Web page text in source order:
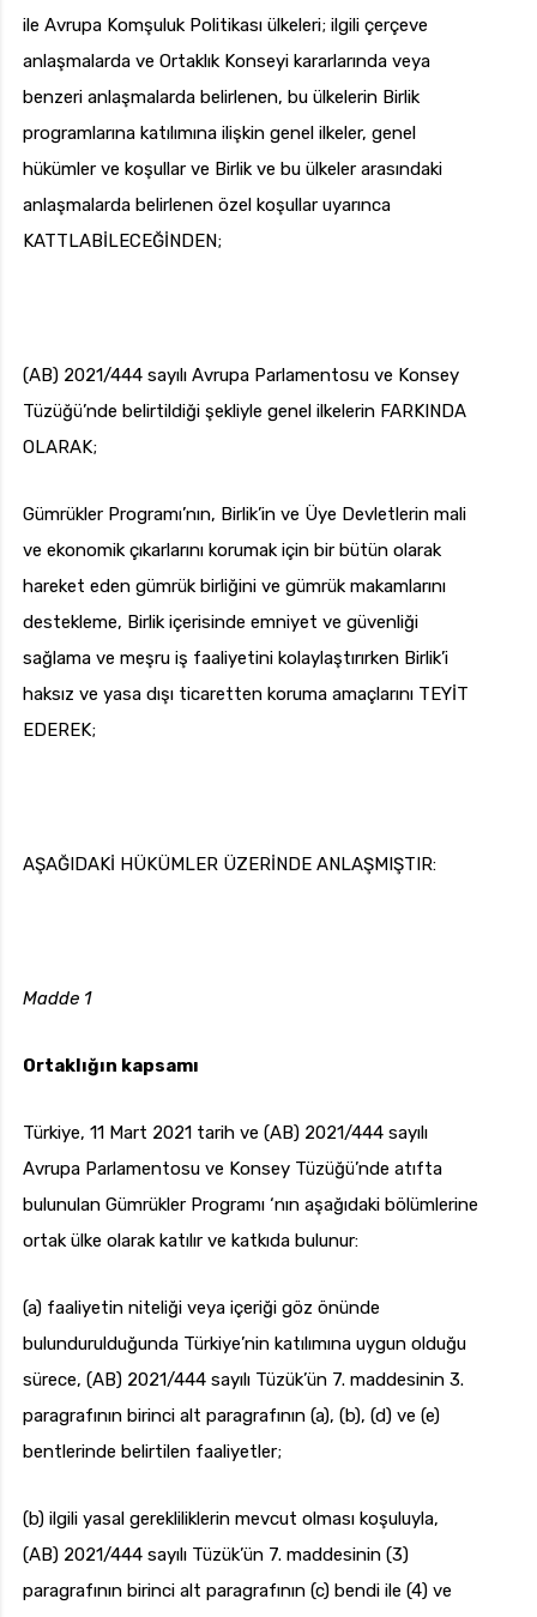
ile Avrupa Komşuluk Politikası ülkeleri; ilgili çerçeve
anlaşmalarda ve Ortaklık Konseyi kararlarında veya
benzeri anlaşmalarda belirlenen, bu ülkelerin Birlik
programlarına katılımına ilişkin genel ilkeler, genel
hükümler ve koşullar ve Birlik ve bu ülkeler arasındaki
anlaşmalarda belirlenen özel koşullar uyarınca
KATTLABİLECEĞİNDEN;
(AB) 2021/444 sayılı Avrupa Parlamentosu ve Konsey
Tüzüğü’nde belirtildiği şekliyle genel ilkelerin FARKINDA
OLARAK;
Gümrükler Programı’nın, Birlik’in ve Üye Devletlerin mali
ve ekonomik çıkarlarını korumak için bir bütün olarak
hareket eden gümrük birliğini ve gümrük makamlarını
destekleme, Birlik içerisinde emniyet ve güvenliği
sağlama ve meşru iş faaliyetini kolaylaştırırken Birlik’i
haksız ve yasa dışı ticaretten koruma amaçlarını TEYİT
EDEREK;
AŞAĞIDAKİ HÜKÜMLER ÜZERİNDE ANLAŞMIŞTIR:
Madde 1
Ortaklığın kapsamı
Türkiye, 11 Mart 2021 tarih ve (AB) 2021/444 sayılı
Avrupa Parlamentosu ve Konsey Tüzüğü’nde atıfta
bulunulan Gümrükler Programı ‘nın aşağıdaki bölümlerine
ortak ülke olarak katılır ve katkıda bulunur:
(a) faaliyetin niteliği veya içeriği göz önünde
bulundurulduğunda Türkiye’nin katılımına uygun olduğu
sürece, (AB) 2021/444 sayılı Tüzük’ün 7. maddesinin 3.
paragrafının birinci alt paragrafının (a), (b), (d) ve (e)
bentlerinde belirtilen faaliyetler;
(b) ilgili yasal gerekliliklerin mevcut olması koşuluyla,
(AB) 2021/444 sayılı Tüzük’ün 7. maddesinin (3)
paragrafının birinci alt paragrafının (c) bendi ile (4) ve